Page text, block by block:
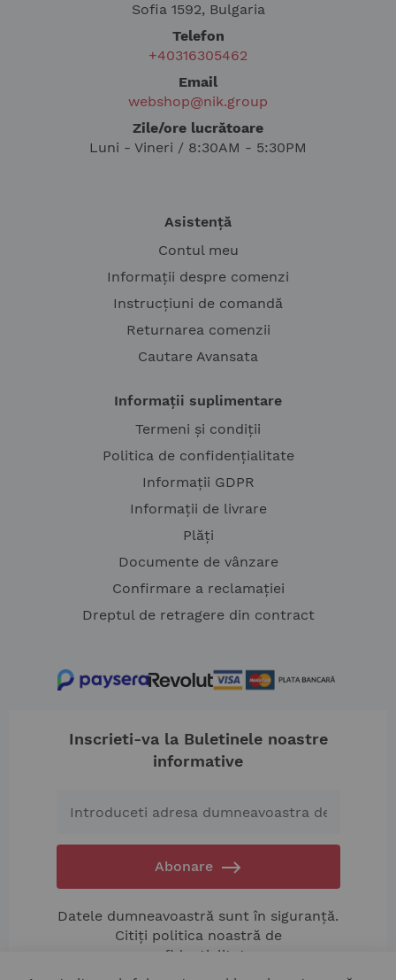
Sofia 1592, Bulgaria
Telefon
+40316305462
Email
webshop@nik.group
Zile/ore lucrătoare
Luni - Vineri / 8:30AM - 5:30PM
Asistență
Contul meu
Informații despre comenzi
Instrucțiuni de comandă
Returnarea comenzii
Cautare Avansata
Informații suplimentare
Termeni și condiții
Politica de confidențialitate
Informații GDPR
Informații de livrare
Plăți
Documente de vânzare
Confirmare a reclamației
Dreptul de retragere din contract
Inscrieti-va la Buletinele noastre
informative
Abonare
Datele dumneavoastră sunt în siguranță.
Citiți politica noastră de
confidențialitate.